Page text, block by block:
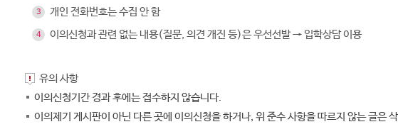
3 개인 전화번호는 수집 안 함
4 이의신청과 관련 없는 내용(질문, 의견 개진 등)은 우선선발 → 입학상담 이용
유의 사항
이의신청기간 경과 후에는 접수하지 않습니다.
이의제기 게시판이 아닌 다른 곳에 이의신청을 하거나, 위 준수 사항을 따르지 않는 글은